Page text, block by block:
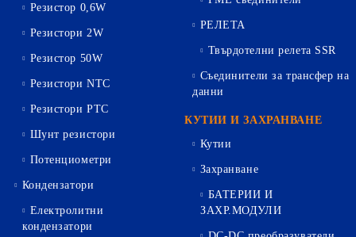
Резистор 0,6W
Резистори 2W
Резистор 50W
Резистори NTC
Резистори PTC
Шунт резистори
Потенциометри
Кондензатори
Електролитни
кондензатори
РЕЛЕТА
Твърдотелни релета SSR
Съединители за трансфер на
данни
КУТИИ И ЗАХРАНВАНЕ
Кутии
Захранване
БАТЕРИИ И
ЗАХР.МОДУЛИ